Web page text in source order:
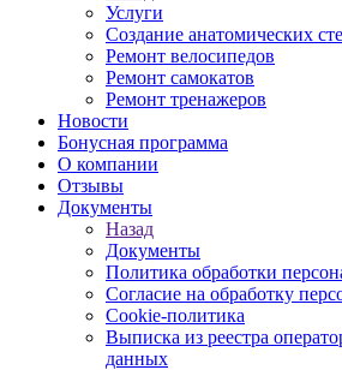
Услуги
Создание анатомических
Ремонт велосипедов
Ремонт самокатов
Ремонт тренажеров
Новости
Бонусная программа
О компании
Отзывы
Документы
Назад
Документы
Политика обработки
Согласие на обработку
Cookie-политика
Выписка из реестра
данных